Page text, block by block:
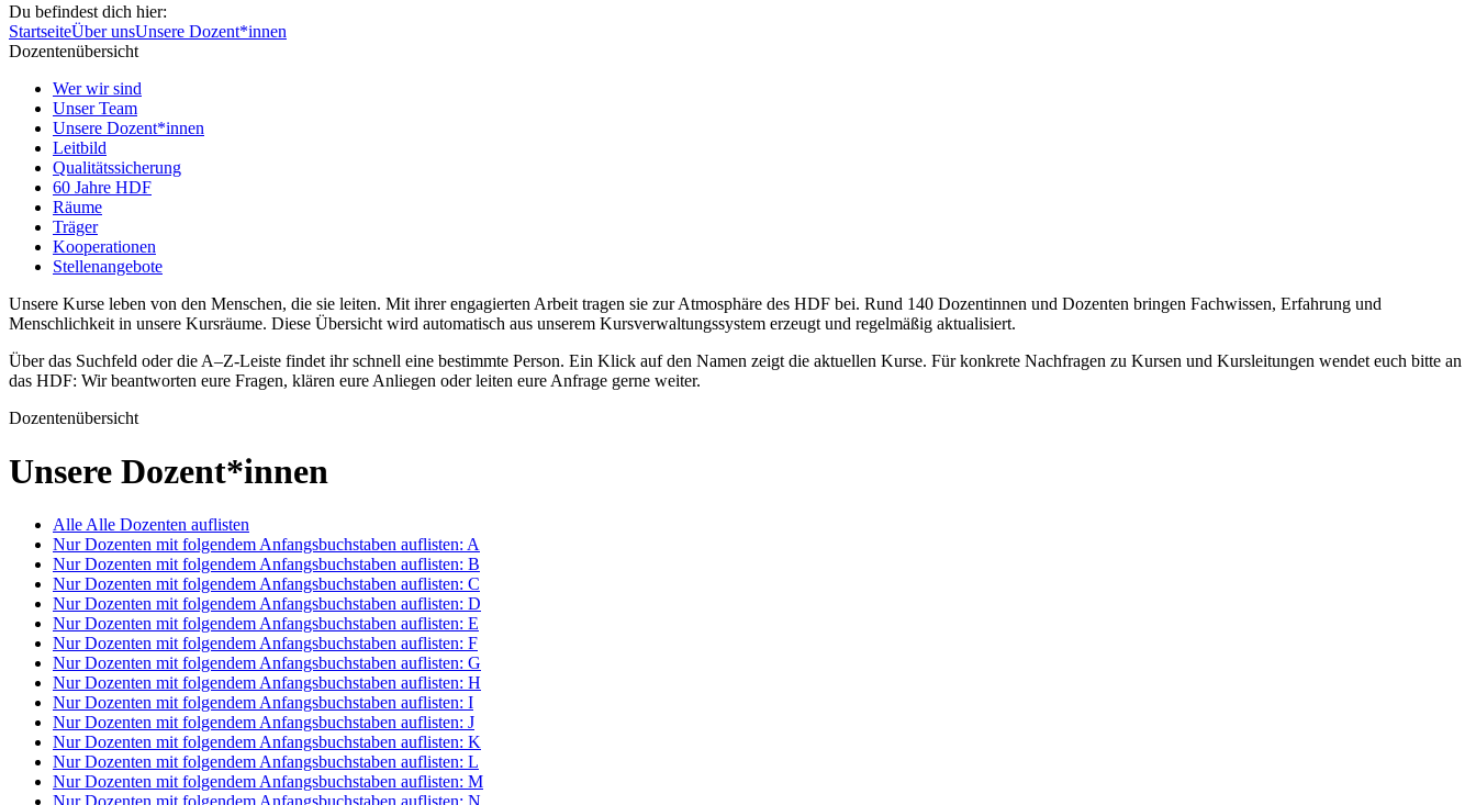
Du befindest dich hier:
StartseiteÜber unsUnsere Dozent*innen
Dozentenübersicht
Wer wir sind
Unser Team
Unsere Dozent*innen
Leitbild
Qualitätssicherung
60 Jahre HDF
Räume
Träger
Kooperationen
Stellenangebote
Unsere Kurse leben von den Menschen, die sie leiten. Mit ihrer engagierten Arbeit tragen sie zur Atmosphäre des HDF bei. Rund 140 Dozentinnen und Dozenten bringen Fachwissen, Erfahrung und
Menschlichkeit in unsere Kursräume. Diese Übersicht wird automatisch aus unserem Kursverwaltungssystem erzeugt und regelmäßig aktualisiert.
Über das Suchfeld oder die A–Z-Leiste findet ihr schnell eine bestimmte Person. Ein Klick auf den Namen zeigt die aktuellen Kurse. Für konkrete Nachfragen zu Kursen und Kursleitungen wendet euch bitte an
das HDF: Wir beantworten eure Fragen, klären eure Anliegen oder leiten eure Anfrage gerne weiter.
Dozentenübersicht
Unsere Dozent*innen
AlleAlle Dozenten auflisten
Nur Dozenten mit folgendem Anfangsbuchstaben auflisten: A
Nur Dozenten mit folgendem Anfangsbuchstaben auflisten: B
Nur Dozenten mit folgendem Anfangsbuchstaben auflisten: C
Nur Dozenten mit folgendem Anfangsbuchstaben auflisten: D
Nur Dozenten mit folgendem Anfangsbuchstaben auflisten: E
Nur Dozenten mit folgendem Anfangsbuchstaben auflisten: F
Nur Dozenten mit folgendem Anfangsbuchstaben auflisten: G
Nur Dozenten mit folgendem Anfangsbuchstaben auflisten: H
Nur Dozenten mit folgendem Anfangsbuchstaben auflisten: I
Nur Dozenten mit folgendem Anfangsbuchstaben auflisten: J
Nur Dozenten mit folgendem Anfangsbuchstaben auflisten: K
Nur Dozenten mit folgendem Anfangsbuchstaben auflisten: L
Nur Dozenten mit folgendem Anfangsbuchstaben auflisten: M